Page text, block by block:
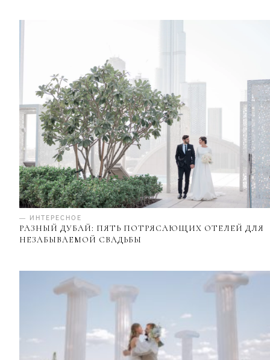
— ИНТЕРЕСНОЕ
РАЗНЫЙ ДУБАЙ: ПЯТЬ ПОТРЯСАЮЩИХ ОТЕЛЕЙ ДЛЯ
НЕЗАБЫВАЕМОЙ СВАДЬБЫ